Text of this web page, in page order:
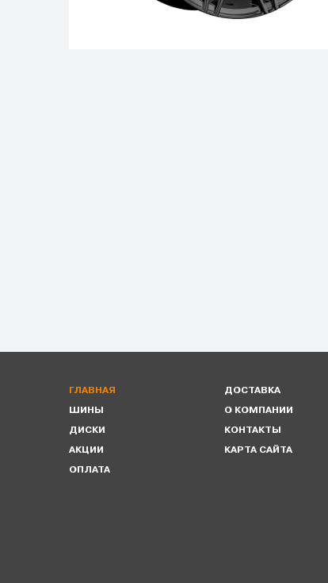
ГЛАВНАЯ
ШИНЫ
ДИСКИ
АКЦИИ
ОПЛАТА
ДОСТАВКА
О КОМПАНИИ
КОНТАКТЫ
КАРТА САЙТА